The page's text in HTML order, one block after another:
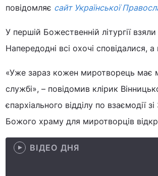
повідомляє сайт Української
У першій Божественній літургії
Напередодні всі охочі сповідалися,
«Уже зараз кожен миротворець має
службі», – повідомив клірик
єпархіального відділу по
Божого храму для миротворців
ВІДЕО ДНЯ